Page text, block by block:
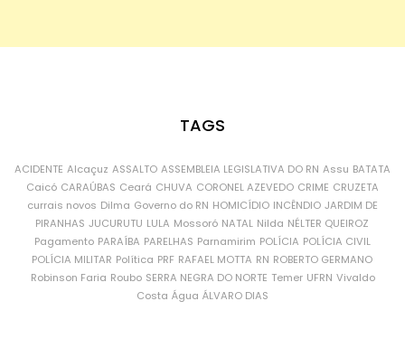
TAGS
ACIDENTE Alcaçuz ASSALTO ASSEMBLEIA LEGISLATIVA DO RN Assu BATATA
Caicó CARAÚBAS Ceará CHUVA CORONEL AZEVEDO CRIME CRUZETA
currais novos Dilma Governo do RN HOMICÍDIO INCÊNDIO JARDIM DE
PIRANHAS JUCURUTU LULA Mossoró NATAL Nilda NÉLTER QUEIROZ
Pagamento PARAÍBA PARELHAS Parnamirim POLÍCIA POLÍCIA CIVIL
POLÍCIA MILITAR Política PRF RAFAEL MOTTA RN ROBERTO GERMANO
Robinson Faria Roubo SERRA NEGRA DO NORTE Temer UFRN Vivaldo
Costa Água ÁLVARO DIAS